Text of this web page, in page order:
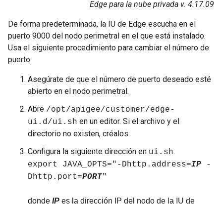
Edge para la nube privada v. 4.17.09
De forma predeterminada, la IU de Edge escucha en el
puerto 9000 del nodo perimetral en el que está instalado.
Usa el siguiente procedimiento para cambiar el número de
puerto:
Asegúrate de que el número de puerto deseado esté
abierto en el nodo perimetral.
Abre /opt/apigee/customer/edge-
ui.d/ui.sh en un editor. Si el archivo y el
directorio no existen, créalos.
Configura la siguiente dirección en ui.sh:
export JAVA_OPTS="-Dhttp.address=IP -
Dhttp.port=PORT"
donde IP es la dirección IP del nodo de la IU de